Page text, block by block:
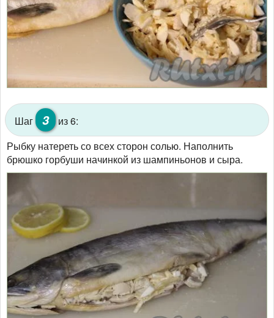
Шаг 3
из 6:
Рыбку натереть со всех сторон солью. Наполнить
брюшко горбуши начинкой из шампиньонов и сыра.